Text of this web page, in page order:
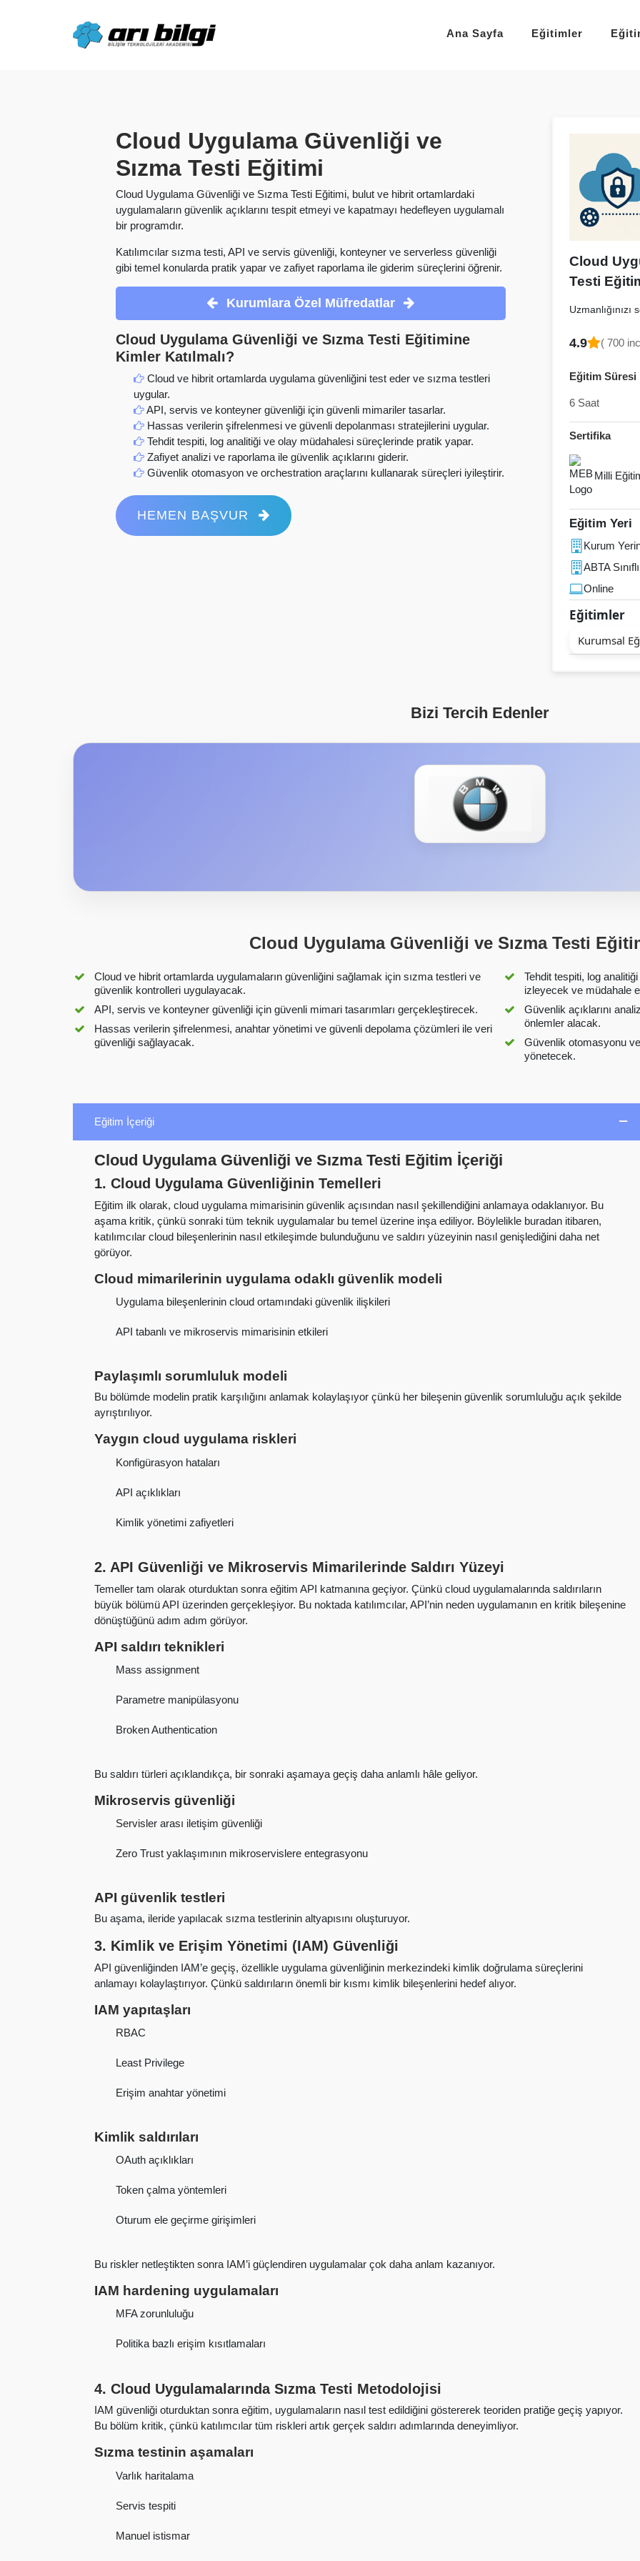
Ana Sayfa Eğitimler
Cloud Uygulama Güvenliği ve
Sızma Testi Eğitimi
Cloud Uygulama Güvenliği ve Sızma Testi Eğitimi, bulut ve hibrit ortamlardaki
uygulamaların güvenlik açıklarını tespit etmeyi ve kapatmayı hedefleyen uygulamalı
bir programdır.
Katılımcılar sızma testi, API ve servis güvenliği, konteyner ve serverless güvenliği
gibi temel konularda pratik yapar ve zafiyet raporlama ile giderim süreçlerini öğrenir.
Kurumlara Özel Müfredatlar
Cloud Uygulama Güvenliği ve Sızma Testi Eğitimine
Kimler Katılmalı?
Cloud ve hibrit ortamlarda uygulama güvenliğini test eder ve sızma testleri
uygular.
API, servis ve konteyner güvenliği için güvenli mimariler tasarlar.
Hassas verilerin şifrelenmesi ve güvenli depolanması stratejilerini uygular.
Tehdit tespiti, log analitiği ve olay müdahalesi süreçlerinde pratik yapar.
Zafiyet analizi ve raporlama ile güvenlik açıklarını giderir.
Güvenlik otomasyon ve orchestration araçlarını kullanarak süreçleri iyileştirir.
HEMEN BAŞVUR
Cloud
Testi
4.9 ( 700
Eğitim Süresi
6 Saat
Sertifika
Milli
Eğitim Yeri
Kurum
ABTA
Online
Eğitimler
Kurumsal
Bizi Tercih Edenler
Cloud Uygulama Güvenliği ve Sızma Testi
Cloud ve hibrit ortamlarda uygulamaların güvenliğini sağlamak için sızma testleri ve
güvenlik kontrolleri uygulayacak.
API, servis ve konteyner güvenliği için güvenli mimari tasarımları gerçekleştirecek.
Hassas verilerin şifrelenmesi, anahtar yönetimi ve güvenli depolama çözümleri ile veri
güvenliği sağlayacak.
Tehdit tespiti, log
izleyecek ve müdahale
Güvenlik açıklarını
önlemler alacak.
Güvenlik otomasyonu
yönetecek.
Eğitim İçeriği
Cloud Uygulama Güvenliği ve Sızma Testi Eğitim İçeriği
1. Cloud Uygulama Güvenliğinin Temelleri
Eğitim ilk olarak, cloud uygulama mimarisinin güvenlik açısından nasıl şekillendiğini anlamaya odaklanıyor. Bu
aşama kritik, çünkü sonraki tüm teknik uygulamalar bu temel üzerine inşa ediliyor. Böylelikle buradan itibaren,
katılımcılar cloud bileşenlerinin nasıl etkileşimde bulunduğunu ve saldırı yüzeyinin nasıl genişlediğini daha net
görüyor.
Cloud mimarilerinin uygulama odaklı güvenlik modeli
Uygulama bileşenlerinin cloud ortamındaki güvenlik ilişkileri
API tabanlı ve mikroservis mimarisinin etkileri
Paylaşımlı sorumluluk modeli
Bu bölümde modelin pratik karşılığını anlamak kolaylaşıyor çünkü her bileşenin güvenlik sorumluluğu açık şekilde
ayrıştırılıyor.
Yaygın cloud uygulama riskleri
Konfigürasyon hataları
API açıklıkları
Kimlik yönetimi zafiyetleri
2. API Güvenliği ve Mikroservis Mimarilerinde Saldırı Yüzeyi
Temeller tam olarak oturduktan sonra eğitim API katmanına geçiyor. Çünkü cloud uygulamalarında saldırıların
büyük bölümü API üzerinden gerçekleşiyor. Bu noktada katılımcılar, API’nin neden uygulamanın en kritik bileşenine
dönüştüğünü adım adım görüyor.
API saldırı teknikleri
Mass assignment
Parametre manipülasyonu
Broken Authentication
Bu saldırı türleri açıklandıkça, bir sonraki aşamaya geçiş daha anlamlı hâle geliyor.
Mikroservis güvenliği
Servisler arası iletişim güvenliği
Zero Trust yaklaşımının mikroservislere entegrasyonu
API güvenlik testleri
Bu aşama, ileride yapılacak sızma testlerinin altyapısını oluşturuyor.
3. Kimlik ve Erişim Yönetimi (IAM) Güvenliği
API güvenliğinden IAM’e geçiş, özellikle uygulama güvenliğinin merkezindeki kimlik doğrulama süreçlerini
anlamayı kolaylaştırıyor. Çünkü saldırıların önemli bir kısmı kimlik bileşenlerini hedef alıyor.
IAM yapıtaşları
RBAC
Least Privilege
Erişim anahtar yönetimi
Kimlik saldırıları
OAuth açıklıkları
Token çalma yöntemleri
Oturum ele geçirme girişimleri
Bu riskler netleştikten sonra IAM’i güçlendiren uygulamalar çok daha anlam kazanıyor.
IAM hardening uygulamaları
MFA zorunluluğu
Politika bazlı erişim kısıtlamaları
4. Cloud Uygulamalarında Sızma Testi Metodolojisi
IAM güvenliği oturduktan sonra eğitim, uygulamaların nasıl test edildiğini göstererek teoriden pratiğe geçiş yapıyor.
Bu bölüm kritik, çünkü katılımcılar tüm riskleri artık gerçek saldırı adımlarında deneyimliyor.
Sızma testinin aşamaları
Varlık haritalama
Servis tespiti
Manuel istismar